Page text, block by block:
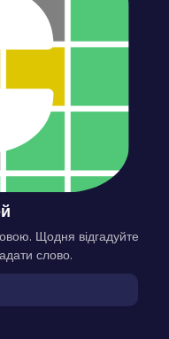
Щодня відгадуйте
слово.